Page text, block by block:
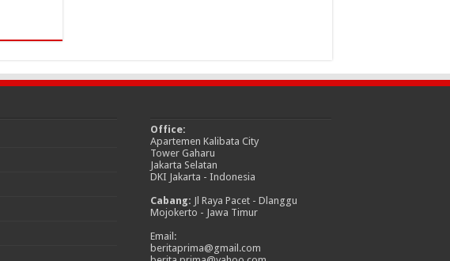
Office:
Apartemen Kalibata City
Tower Gaharu
Jakarta Selatan
DKI Jakarta - Indonesia
Cabang: Jl Raya Pacet - Dlanggu
Mojokerto - Jawa Timur
Email:
beritaprima@gmail.com